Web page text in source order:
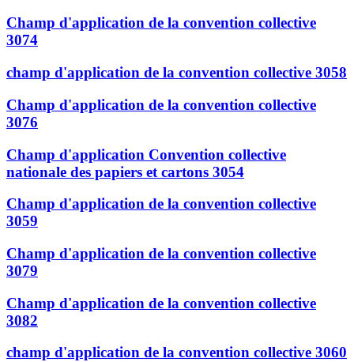
Champ d'application de la convention collective
3074
champ d'application de la convention collective 3058
Champ d'application de la convention collective
3076
Champ d'application Convention collective
nationale des papiers et cartons 3054
Champ d'application de la convention collective
3059
Champ d'application de la convention collective
3079
Champ d'application de la convention collective
3082
champ d'application de la convention collective 3060